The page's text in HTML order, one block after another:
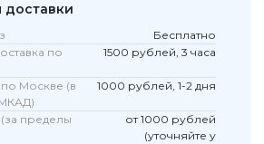
доставки
Бесплатно
по
1500 рублей, 3 часа
Москве (в
1000 рублей, 1-2 дня
пределы
от 1000 рублей
(уточняйте у